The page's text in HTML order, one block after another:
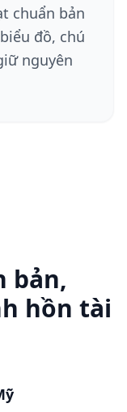
chuẩn bản
đồ, chú
nguyên
bản,
hồn tài